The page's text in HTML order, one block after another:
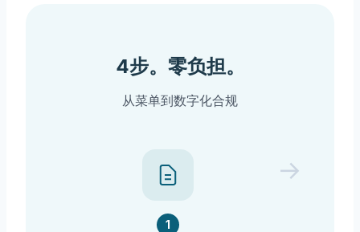
4步。零负担。
从菜单到数字化合规
1
→